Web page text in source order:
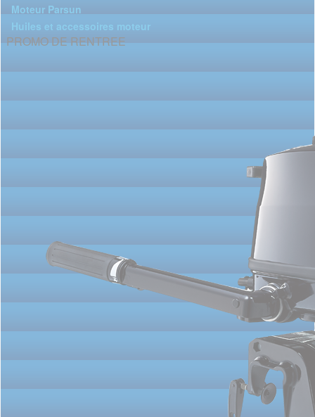
Moteur Parsun
Huiles et accessoires moteur
PROMO DE RENTREE